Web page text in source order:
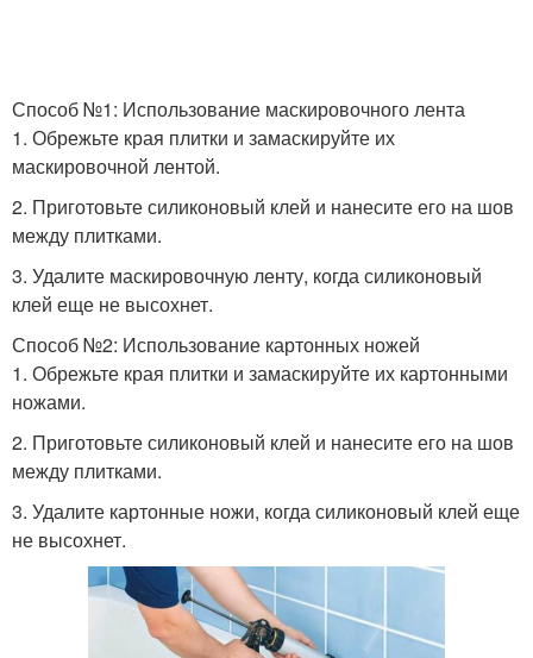
Способ №1: Использование маскировочного лента
1. Обрежьте края плитки и замаскируйте их
маскировочной лентой.
2. Приготовьте силиконовый клей и нанесите его на шов
между плитками.
3. Удалите маскировочную ленту, когда силиконовый
клей еще не высохнет.
Способ №2: Использование картонных ножей
1. Обрежьте края плитки и замаскируйте их картонными
ножами.
2. Приготовьте силиконовый клей и нанесите его на шов
между плитками.
3. Удалите картонные ножи, когда силиконовый клей еще
не высохнет.